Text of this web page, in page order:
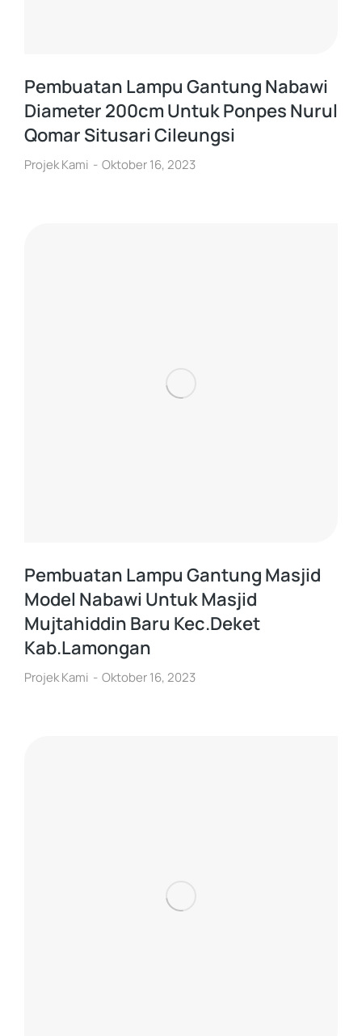
Pembuatan Lampu Gantung Nabawi
Diameter 200cm Untuk Ponpes Nurul
Qomar Situsari Cileungsi
Projek Kami Oktober 16, 2023
Pembuatan Lampu Gantung Masjid
Model Nabawi Untuk Masjid
Mujtahiddin Baru Kec.Deket
Kab.Lamongan
Projek Kami Oktober 16, 2023